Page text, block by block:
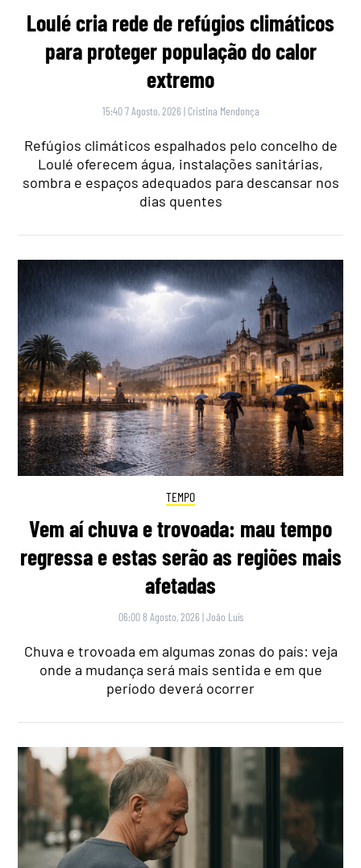
Loulé cria rede de refúgios climáticos
para proteger população do calor
extremo
15:40 7 Agosto, 2026 | Cristina Mendonça
Refúgios climáticos espalhados pelo concelho de
Loulé oferecem água, instalações sanitárias,
sombra e espaços adequados para descansar nos
dias quentes
TEMPO
Vem aí chuva e trovoada: mau tempo
regressa e estas serão as regiões mais
afetadas
06:00 8 Agosto, 2026 |João Luís
Chuva e trovoada em algumas zonas do país: veja
onde a mudança será mais sentida e em que
período deverá ocorrer